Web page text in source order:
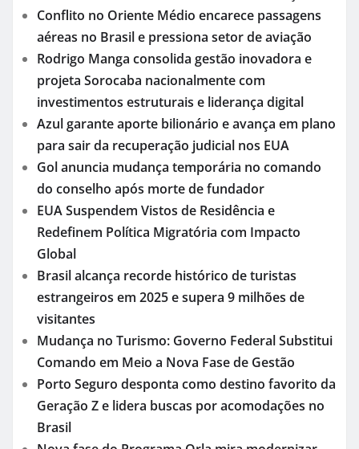
Conflito no Oriente Médio encarece passagens
aéreas no Brasil e pressiona setor de aviação
Rodrigo Manga consolida gestão inovadora e
projeta Sorocaba nacionalmente com
investimentos estruturais e liderança digital
Azul garante aporte bilionário e avança em plano
para sair da recuperação judicial nos EUA
Gol anuncia mudança temporária no comando
do conselho após morte de fundador
EUA Suspendem Vistos de Residência e
Redefinem Política Migratória com Impacto
Global
Brasil alcança recorde histórico de turistas
estrangeiros em 2025 e supera 9 milhões de
visitantes
Mudança no Turismo: Governo Federal Substitui
Comando em Meio a Nova Fase de Gestão
Porto Seguro desponta como destino favorito da
Geração Z e lidera buscas por acomodações no
Brasil